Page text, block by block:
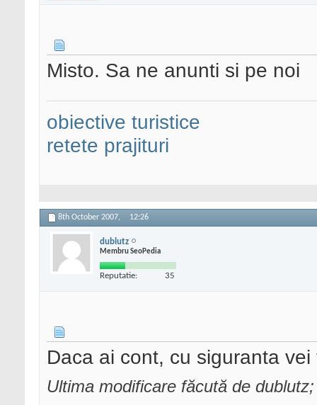
Misto. Sa ne anunti si pe noi
obiective turistice
retete prajituri
8th October 2007, 12:26
dublutz
Membru SeoPedia
Reputatie: 35
Daca ai cont, cu siguranta
Ultima modificare făcută de